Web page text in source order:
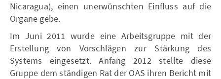
Nicaragua), einen unerwünschten Einfluss auf die
Organe gebe.
Im Juni 2011 wurde eine Arbeitsgruppe mit der
Erstellung von Vorschlägen zur Stärkung des
Systems eingesetzt. Anfang 2012 stellte diese
Gruppe dem ständigen Rat der OAS ihren Bericht mit